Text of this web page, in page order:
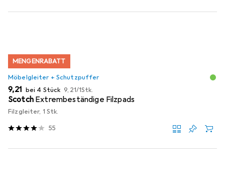
MENGENRABATT
Möbelgleiter + Schutzpuffer
EUR
9,21 bei 4 Stück EUR
9,21/1Stk.
Scotch Extrembeständige Filzpads
Filzgleiter, 1 Stk.
55